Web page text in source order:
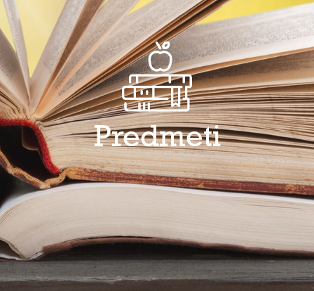
Predmeti